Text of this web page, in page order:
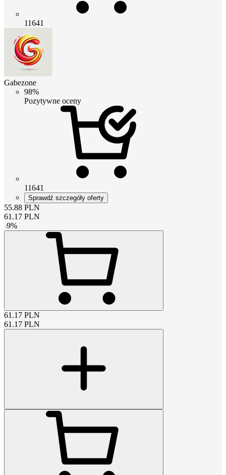
11641
Gabezone
98%
Pozytywne oceny
11641
Sprawdź szczegóły oferty
55.88 PLN
61.17 PLN
-9%
61.17 PLN
61.17 PLN